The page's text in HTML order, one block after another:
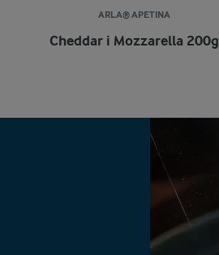
ARLA® APETINA
Cheddar i Mozzarella 200g